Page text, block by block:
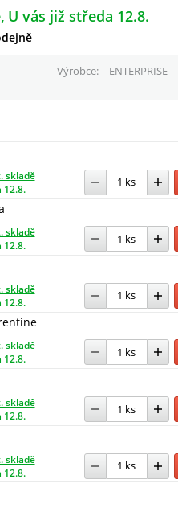
U vás již středa 12.8.
Výrobce
ENTERPRISE
skladě
12.8.
skladě
12.8.
skladě
12.8.
skladě
12.8.
skladě
12.8.
skladě
12.8.